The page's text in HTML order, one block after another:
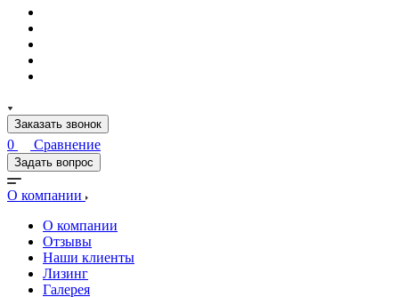
Заказать звонок
0 Сравнение
Задать вопрос
О компании
О компании
Отзывы
Наши клиенты
Лизинг
Галерея